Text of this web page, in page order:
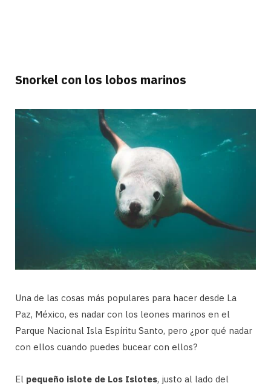
Snorkel con los lobos marinos
Una de las cosas más populares para hacer desde La
Paz, México, es nadar con los leones marinos en el
Parque Nacional Isla Espíritu Santo, pero ¿por qué nadar
con ellos cuando puedes bucear con ellos?
El pequeño islote de Los Islotes, justo al lado del